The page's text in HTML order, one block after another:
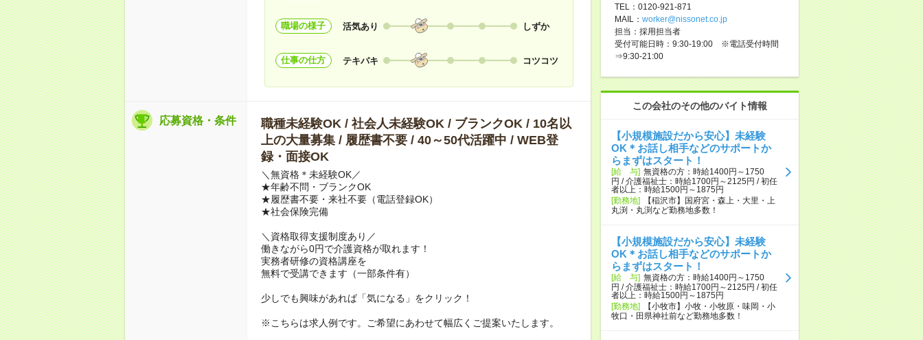
職場の様子 活気あり しずか
仕事の仕方 テキパキ コツコツ
応募資格・条件
職種未経験OK / 社会人未経験OK / ブランクOK / 10名以
上の大量募集 / 履歴書不要 / 40～50代活躍中 / WEB登
録・面接OK
＼無資格＊未経験OK／
★年齢不問・ブランクOK
★履歴書不要・来社不要（電話登録OK）
★社会保険完備
＼資格取得支援制度あり／
働きながら0円で介護資格が取れます！
実務者研修の資格講座を
無料で受講できます（一部条件有）
少しでも興味があれば「気になる」をクリック！
※こちらは求人例です。ご希望にあわせて幅広くご提案いたします。
TEL：0120-921-871
MAIL： worker@nissonet.co.jp
担当：採用担当者
受付可能日時：9:30-19:00 ※電話受付時間
⇒9:30-21:00
この会社のその他のバイト情報
【小規模施設だから安心】未経験
OK＊お話し相手などのサポートか
らまずはスタート！
[給 与] 無資格の方：時給1400円～1750
円 / 介護福祉士：時給1700円～2125円 / 初任
者以上：時給1500円～1875円
[勤務地]
【稲沢市】国府宮・森上・大里・上
丸渕・丸渕など勤務地多数！
【小規模施設だから安心】未経験
OK＊お話し相手などのサポートか
らまずはスタート！
[給 与] 無資格の方：時給1400円～1750
円 / 介護福祉士：時給1700円～2125円 / 初任
者以上：時給1500円～1875円
[勤務地]
【小牧市】小牧・小牧原・味岡・小
牧口・田県神社前など勤務地多数！